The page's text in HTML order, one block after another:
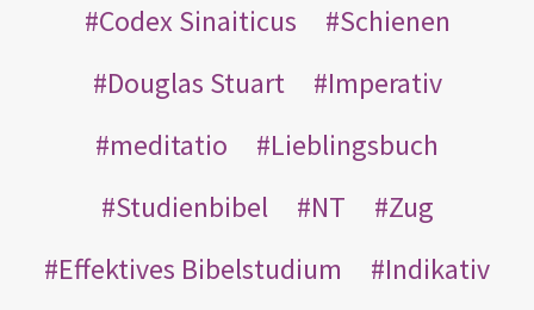
Codex Sinaiticus
Schienen
Douglas Stuart
Imperativ
meditatio
Lieblingsbuch
Studienbibel
NT
Zug
Effektives Bibelstudium
Indikativ